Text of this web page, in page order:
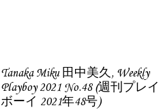
Tanaka Miku 田中美久, Weekly
Playboy 2021 No.48 (週刊プレイ
ボーイ 2021年48号)